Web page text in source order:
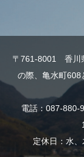
〒761-8001 香川
の際、亀水町608
電話：087-
定休日：水